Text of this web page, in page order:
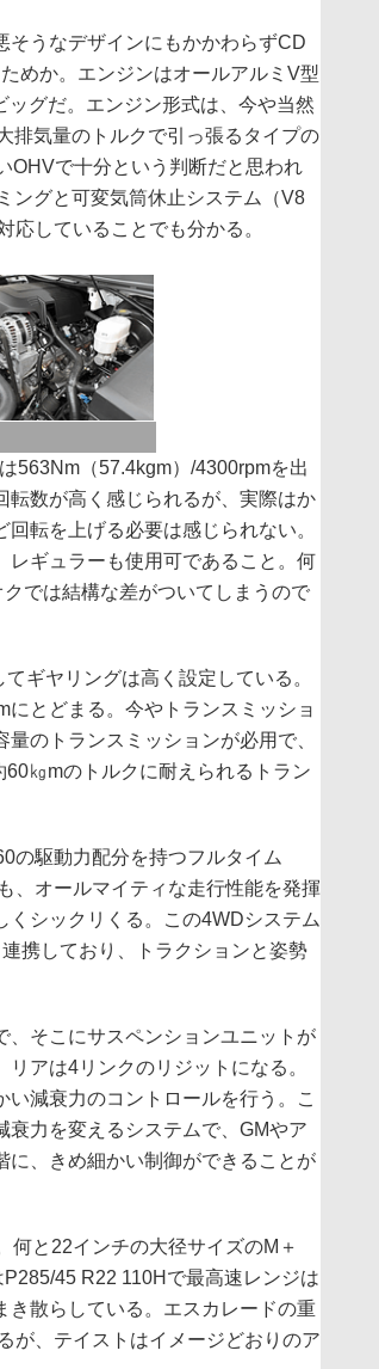
うなデザインにもかかわらずCD
めか。エンジンはオールアルミV型
グだ。エンジン形式は、今や当然
排気量のトルクで引っ張るタイプの
OHVで十分という判断だと思われ
ングと可変気筒休止システム（V8
していることでも分かる。
563Nm（57.4kgm）/4300rpmを出
転数が高く感じられるが、実際はか
転を上げる必要は感じられない。
レギュラーも使用可であること。何
では結構な差がついてしまうので
ギヤリングは高く設定している。
とどまる。今やトランスミッショ
のトランスミッションが必用で、
㎏mのトルクに耐えられるトラン
の駆動力配分を持つフルタイム
、オールマイティな走行性能を発揮
シックリくる。この4WDシステム
携しており、トラクションと姿勢
そこにサスペンションユニットが
アは4リンクのリジットになる。
減衰力のコントロールを行う。こ
力を変えるシステムで、GMやア
に、きめ細かい制御ができることが
と22インチの大径サイズのM＋
45 R22 110Hで最高速レンジは
き散らしている。エスカレードの重
が、テイストはイメージどおりのア